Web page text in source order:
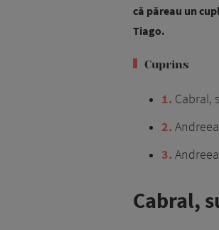
că păreau un
Tiago.
Cuprins
1 Cabral,
2
3
Cabral,